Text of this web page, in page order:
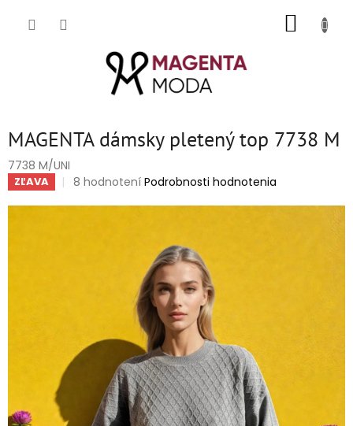
MAGENTA dámsky pletený top 7738 M
7738 M/UNI
ZĽAVA
Priemerné
produktu
8 hodnotení Podrobnosti hodnotenia